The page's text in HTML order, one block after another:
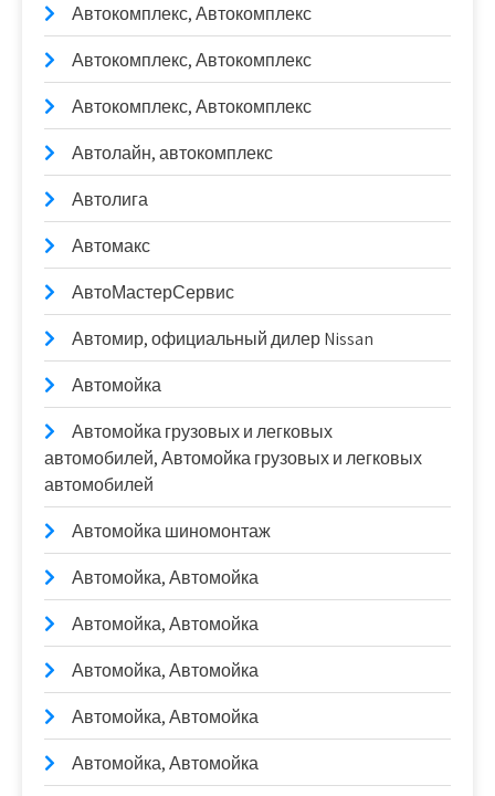
Автокомплекс, Автокомплекс
Автокомплекс, Автокомплекс
Автокомплекс, Автокомплекс
Автолайн, автокомплекс
Автолига
Автомакс
АвтоМастерСервис
Автомир, официальный дилер Nissan
Автомойка
Автомойка грузовых и легковых
автомобилей, Автомойка грузовых и легковых
автомобилей
Автомойка шиномонтаж
Автомойка, Автомойка
Автомойка, Автомойка
Автомойка, Автомойка
Автомойка, Автомойка
Автомойка, Автомойка